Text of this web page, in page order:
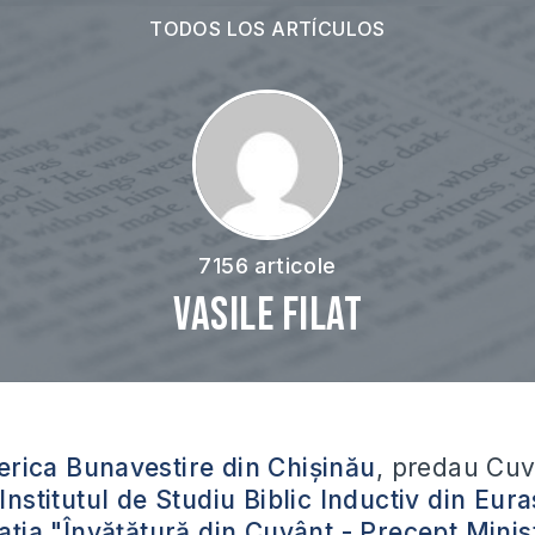
TODOS LOS ARTÍCULOS
7156 articole
Vasile Filat
Bunavestire din Chișinău, predau
Institutul de Studiu Biblic Inductiv din